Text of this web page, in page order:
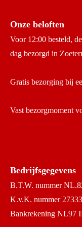
Onze beloften
Voor 12:00 besteld,
dag bezorgd in
Gratis bezorging bij
Vast bezorgmoment
Bedrijfsgegevens
B.T.W. nummer
K.v.K. nummer
Bankrekening NL97